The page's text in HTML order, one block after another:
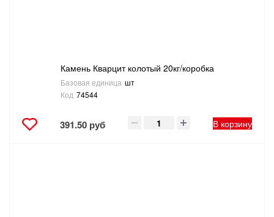
Камень Кварцит колотый 20кг/коробка
Базовая единица шт
Код 74544
391.50 руб В корзину